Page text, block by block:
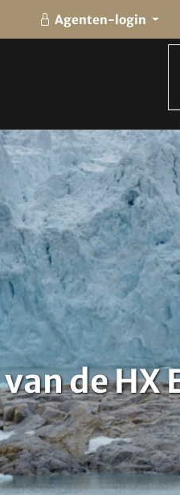
Agenten-login
de